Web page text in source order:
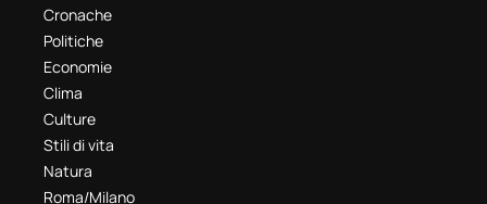
Cronache
Politiche
Economie
Clima
Culture
Stili di vita
Natura
Roma/Milano